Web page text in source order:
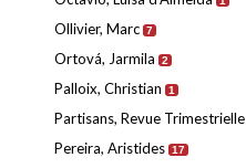
Ollivier, Marc 7
Ortová, Jarmila 2
Palloix, Christian 1
Partisans, Revue Trimestrielle
Pereira, Aristides 17